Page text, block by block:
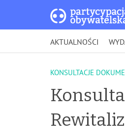
AKTUALNOŚCI
KONSULTACJE